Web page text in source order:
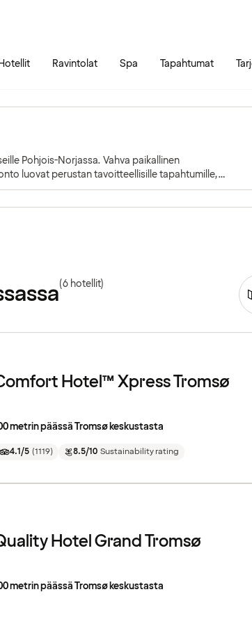
Ravintolat Spa Tapahtumat
Pohjois-Norjassa. Vahva paikallinen
luovat perustan tavoitteellisille tapahtumille,
(6 hotellit)
Hotel™ Xpress Tromsø
metrin päässä Tromsø keskustasta
4.1/5 (1119) 8.5/10 Sustainability rating
Hotel Grand Tromsø
metrin päässä Tromsø keskustasta